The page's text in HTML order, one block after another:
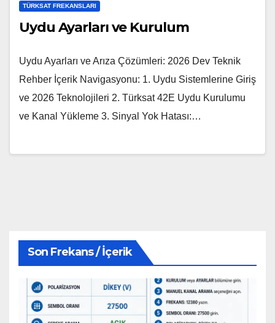
TÜRKSAT FREKANSLARI
Uydu Ayarları ve Kurulum
Uydu Ayarları ve Arıza Çözümleri: 2026 Dev Teknik
Rehber İçerik Navigasyonu: 1. Uydu Sistemlerine Giriş
ve 2026 Teknolojileri 2. Türksat 42E Uydu Kurulumu
ve Kanal Yükleme 3. Sinyal Yok Hatası:…
Son Frekans / İçerik